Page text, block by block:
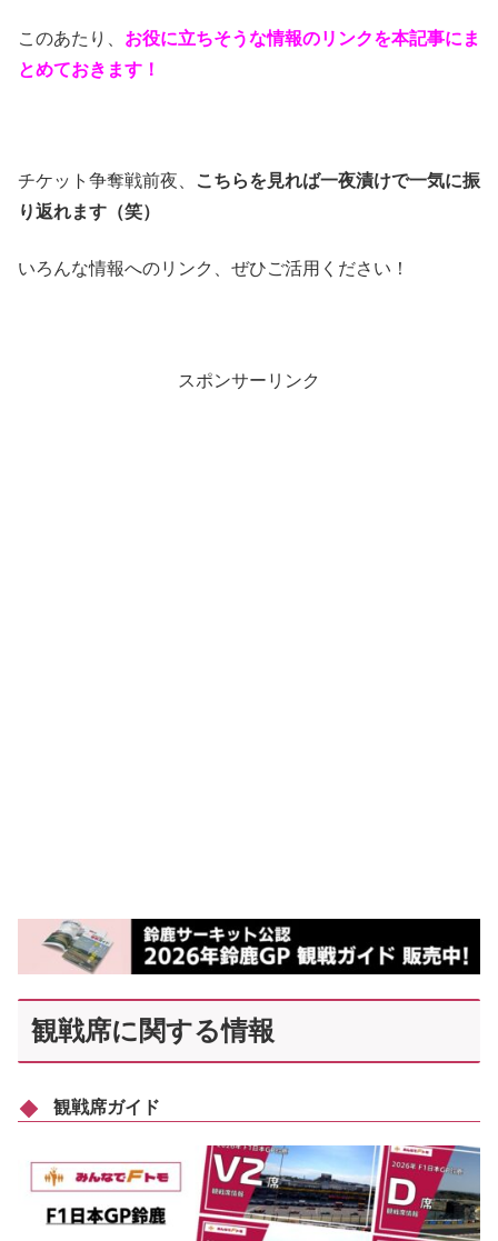
このあたり、 お役に立ちそうな情報のリンクを本記事にま
とめておきます！
チケット争奪戦前夜、
こちらを見れば一夜漬けで一気に振
り返れます（笑）
いろんな情報へのリンク、ぜひご活用ください！
スポンサーリンク
観戦席に関する情報
観戦席ガイド